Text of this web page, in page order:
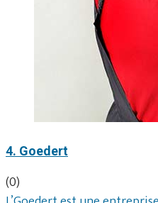
4. Goedert
(0)